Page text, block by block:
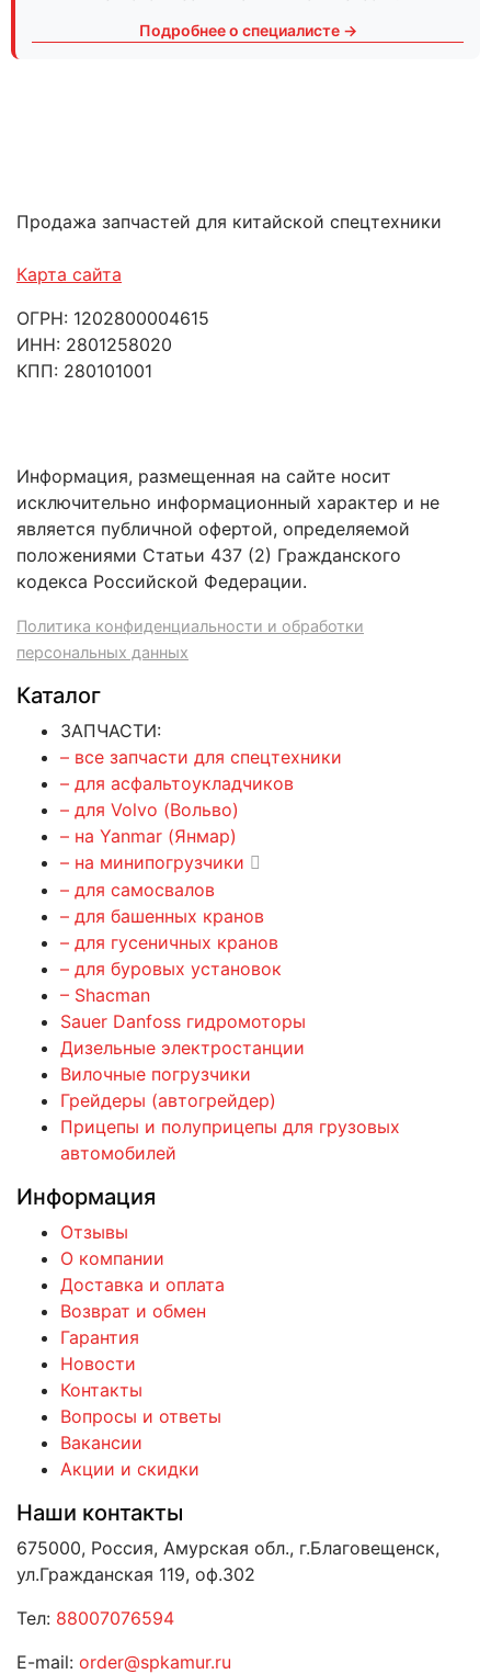
Подробнее о специалисте →
Продажа запчастей для китайской спецтехники
Карта сайта
ОГРН: 1202800004615
ИНН: 2801258020
КПП: 280101001
Информация, размещенная на сайте носит
исключительно информационный характер и не
является публичной офертой, определяемой
положениями Статьи 437 (2) Гражданского
кодекса Российской Федерации.
Политика конфиденциальности и обработки
персональных данных
Каталог
ЗАПЧАСТИ:
– все запчасти для спецтехники
– для асфальтоукладчиков
– для Volvo (Вольво)
– на Yanmar (Янмар)
– на минипогрузчики
– для самосвалов
– для башенных кранов
– для гусеничных кранов
– для буровых установок
– Shacman
Sauer Danfoss гидромоторы
Дизельные электростанции
Вилочные погрузчики
Грейдеры (автогрейдер)
Прицепы и полуприцепы для грузовых
автомобилей
Информация
Отзывы
О компании
Доставка и оплата
Возврат и обмен
Гарантия
Новости
Контакты
Вопросы и ответы
Вакансии
Акции и скидки
Наши контакты
675000, Россия, Амурская обл., г.Благовещенск,
ул.Гражданская 119, оф.302
Тел: 88007076594
E-mail: order@spkamur.ru